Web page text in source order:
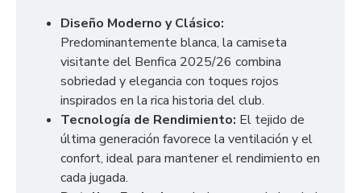
Diseño Moderno y Clásico:
Predominantemente blanca, la camiseta
visitante del Benfica 2025/26 combina
sobriedad y elegancia con toques rojos
inspirados en la rica historia del club.
Tecnología de Rendimiento: El tejido de
última generación favorece la ventilación y el
confort, ideal para mantener el rendimiento en
cada jugada.